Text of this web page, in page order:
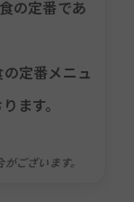
の定番であ
定番メニュ
ます。
ございます。